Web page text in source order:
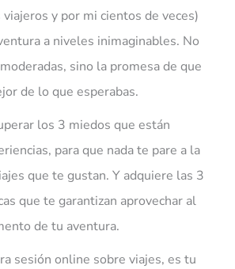
y por mi cientos de veces)
a niveles inimaginables. No
sino la promesa de que
de lo que esperabas.
los 3 miedos que están
para que nada te pare a la
que te gustan. Y adquiere las 3
que te garantizan aprovechar al
de tu aventura.
sesión online sobre viajes, es tu